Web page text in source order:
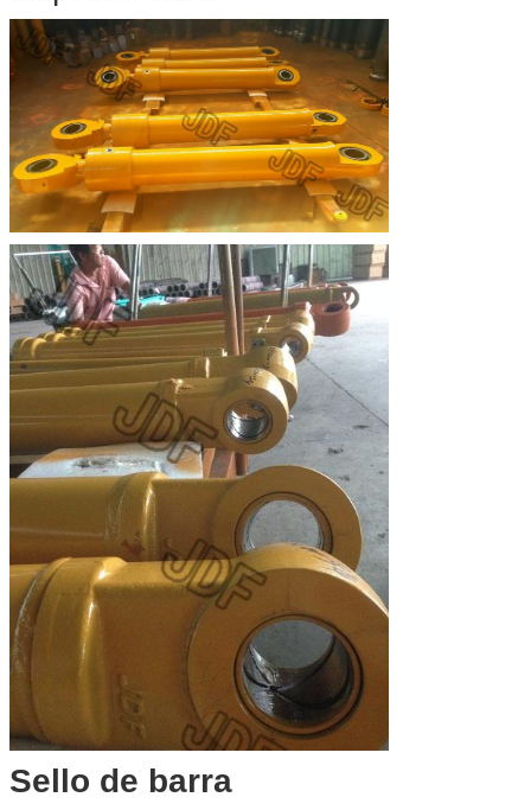
Sello de barra